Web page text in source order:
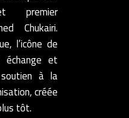
premier
Chukairi.
l’icône de
et
à la
créée
tôt.